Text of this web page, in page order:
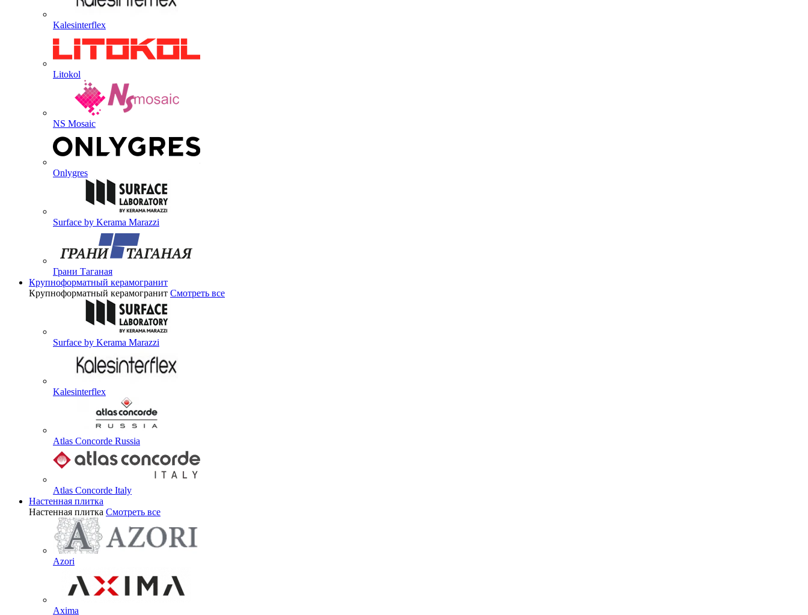
Kalesinterflex
Litokol
NS Mosaic
Onlygres
Surface by Kerama Marazzi
Грани Таганая
Крупноформатный керамогранит
Крупноформатный керамогранит Смотреть все
Surface by Kerama Marazzi
Kalesinterflex
Atlas Concorde Russia
Atlas Concorde Italy
Настенная плитка
Настенная плитка Смотреть все
Azori
Axima